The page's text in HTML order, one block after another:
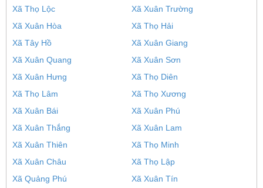
Xã Thọ Lộc
Xã Xuân Trường
Xã Xuân Hòa
Xã Thọ Hải
Xã Tây Hồ
Xã Xuân Giang
Xã Xuân Quang
Xã Xuân Sơn
Xã Xuân Hưng
Xã Thọ Diên
Xã Thọ Lâm
Xã Thọ Xương
Xã Xuân Bái
Xã Xuân Phú
Xã Xuân Thắng
Xã Xuân Lam
Xã Xuân Thiên
Xã Thọ Minh
Xã Xuân Châu
Xã Thọ Lập
Xã Quảng Phú
Xã Xuân Tín